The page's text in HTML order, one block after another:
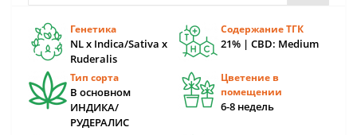
Генетика
NL x Indica/Sativa x
Ruderalis
Содержание ТГК
21% | CBD: Medium
Тип сорта
В основном
ИНДИКА/
РУДЕРАЛИС
Цветение в
помещении
6-8 недель